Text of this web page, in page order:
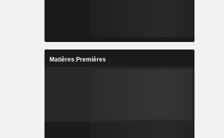
Matières Premières